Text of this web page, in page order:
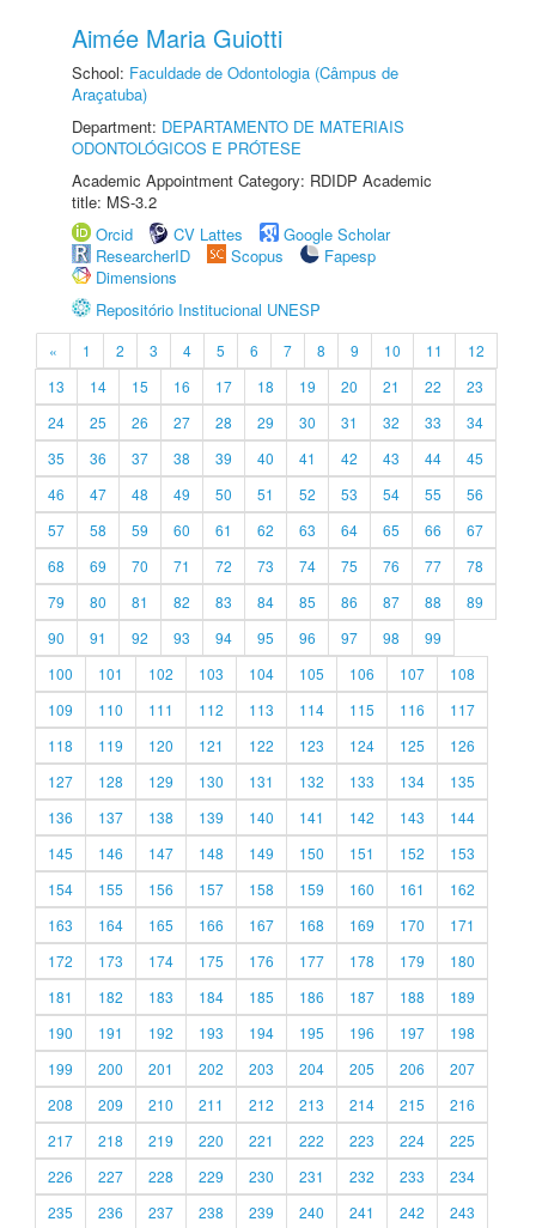
Aimée Maria Guiotti
School: Faculdade de Odontologia (Câmpus de
Araçatuba)
Department: DEPARTAMENTO DE MATERIAIS
ODONTOLÓGICOS E PRÓTESE
Academic Appointment Category: RDIDP Academic
title: MS-3.2
Orcid
CV Lattes
Google Scholar
ResearcherID
Scopus
Fapesp
Dimensions
Repositório Institucional UNESP
« 1 2 3 4 5 6 7 8 9 10 11
12
13
14 15 16 17 18 19 20 21 22
23
24
25 26 27 28 29 30 31 32 33
34
35
36 37 38 39 40 41 42 43 44
45
46
47 48 49 50 51 52 53 54 55
56
57
58 59 60 61 62 63 64 65 66
67
68
69 70 71 72 73 74 75 76 77
78
79
80 81 82 83 84 85 86 87 88
89
90
91 92 93 94 95 96 97 98
99
100
101 102 103 104 105 106 107
108
109
110 111 112 113 114 115 116
117
118
119 120 121 122 123 124 125
126
127
128 129 130 131 132 133 134
135
136
137 138 139 140 141 142 143
144
145
146 147 148 149 150 151 152
153
154
155 156 157 158 159 160 161
162
163
164 165 166 167 168 169 170
171
172
173 174 175 176 177 178 179
180
181
182 183 184 185 186 187 188
189
190
191 192 193 194 195 196 197
198
199
200 201 202 203 204 205 206
207
208
209 210 211 212 213 214 215
216
217
218 219 220 221 222 223 224
225
226
227 228 229 230 231 232 233
234
235
236 237 238 239 240 241 242 243